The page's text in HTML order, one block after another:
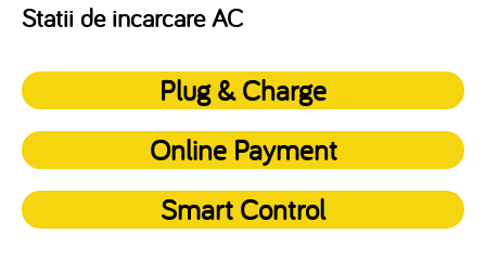
Statii de incarcare AC
Plug & Charge
Online Payment
Smart Control